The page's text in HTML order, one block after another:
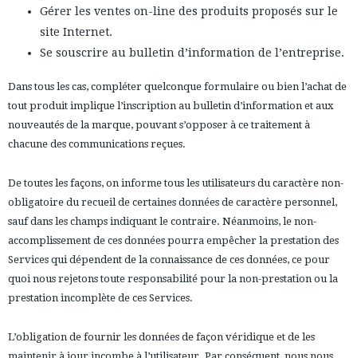
Gérer les ventes on-line des produits proposés sur le
site Internet.
Se souscrire au bulletin d’information de l’entreprise.
Dans tous les cas, compléter quelconque formulaire ou bien l’achat de
tout produit implique l’inscription au bulletin d’information et aux
nouveautés de la marque, pouvant s’opposer à ce traitement à
chacune des communications reçues.
De toutes les façons, on informe tous les utilisateurs du caractère non-
obligatoire du recueil de certaines données de caractère personnel,
sauf dans les champs indiquant le contraire. Néanmoins, le non-
accomplissement de ces données pourra empêcher la prestation des
Services qui dépendent de la connaissance de ces données, ce pour
quoi nous rejetons toute responsabilité pour la non-prestation ou la
prestation incomplète de ces Services.
L’obligation de fournir les données de façon véridique et de les